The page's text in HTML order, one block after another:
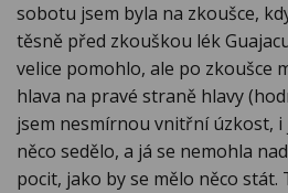
sobotu jsem byla na zkoušce,
těsně před zkouškou lék
velice pomohlo, ale po zkoušce
hlava na pravé straně hlavy
jsem nesmírnou vnitřní úzkost,
něco sedělo, a já se nemohla
pocit, jako by se mělo něco stát.